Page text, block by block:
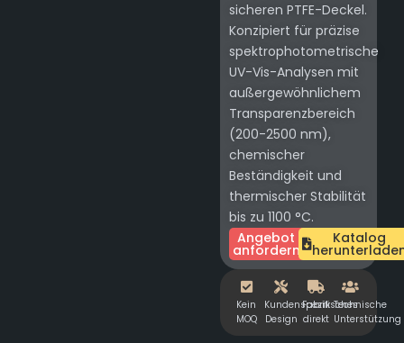
sicheren PTFE-Deckel.
Konzipiert für präzise
spektrophotometrische
UV-Vis-Analysen mit
außergewöhnlichem
Transparenzbereich
(200-2500 nm),
chemischer
Beständigkeit und
thermischer Stabilität
bis zu 1100 °C.
Angebot
anfordern
Katalog
Kein
MOQ
Kundenspezifisches
Design
Fabrik
direkt
Technische
Unterstützung